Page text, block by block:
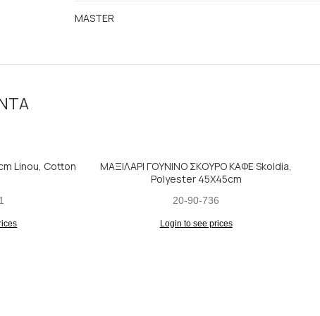
MASTER
Linou, Cotton
ΜΑΞΙΛΑΡΙ ΓΟΥΝΙΝΟ ΣΚΟΥΡΟ ΚΑΦΕ Skoldia,
Polyester 45Χ45cm
20-90-736
Login to see prices